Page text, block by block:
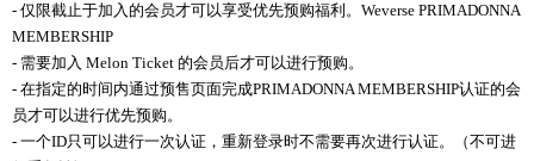
- 仅 限截止于加入的会员才可以享受优先预购福利 。 Weverse PRIMADONNA
MEMBERSHIP
- 需要加入 Melon Ticket 的会员后才可以进行预购。
- 在指定的时间内通过预售页面完成PRIMADONNA MEMBERSHIP认证的会
员才可以进行优先预购。
- 一个ID只可以进行一次认证 ，重新登录时不需要再次进行认证。（不可进